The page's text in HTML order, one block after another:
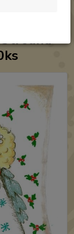
čižma Anjel,